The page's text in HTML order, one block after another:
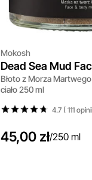
Mokosh
Dead Sea Mud
Mask
Błoto z Morza
ciało 250 ml
4.7 ( 111opinii
45,00 zł/250 ml